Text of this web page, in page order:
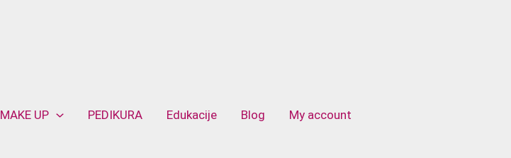
MAKE UP PEDIKURA Edukacije Blog My account